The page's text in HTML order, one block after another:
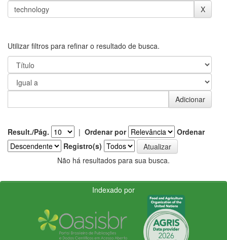
Utilizar filtros para refinar o resultado de busca.
Result./Pág. | Ordenar por
Ordenar
Registro(s)
Não há resultados para sua busca.
Indexado por